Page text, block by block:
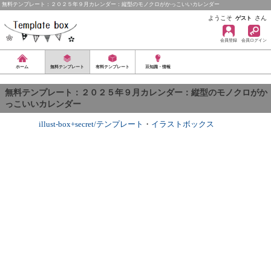
無料テンプレート：２０２５年９月カレンダー：縦型のモノクロがかっこいいカレンダー
ようこそ ゲスト さん
会員登録 会員ログイン
ホーム 無料テンプレート 有料テンプレート 豆知識・情報
無料テンプレート：２０２５年９月カレンダー：縦型のモノクロがか
っこいいカレンダー
illust-box+secret/テンプレート ・ イラストボックス